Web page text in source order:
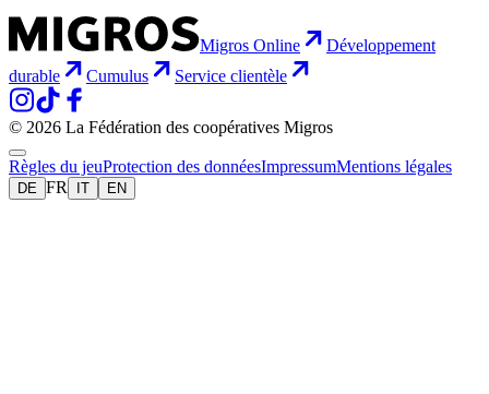
Migros Online
Développement
durable
Cumulus Service clientèle
© 2026 La Fédération des coopératives Migros
Règles du jeuProtection des donnéesImpressumMentions légales
DE FR IT EN